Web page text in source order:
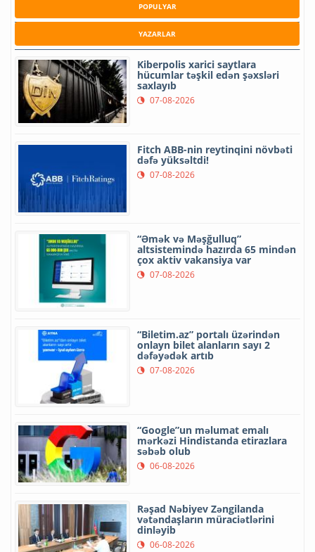
POPULYAR
YAZARLAR
Kiberpolis xarici saytlara
hücumlar təşkil edən şəxsləri
saxlayıb
07-08-2026
Fitch ABB-nin reytinqini növbəti
dəfə yüksəltdi!
07-08-2026
“Əmək və Məşğulluq”
altsistemində hazırda 65 mindən
çox aktiv vakansiya var
07-08-2026
“Biletim.az” portalı üzərindən
onlayn bilet alanların sayı 2
dəfəyədək artıb
07-08-2026
“Google”un məlumat emalı
mərkəzi Hindistanda etirazlara
səbəb olub
06-08-2026
Rəşad Nəbiyev Zəngilanda
vətəndaşların müraciətlərini
dinləyib
06-08-2026